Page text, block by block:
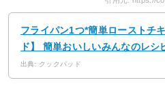
フライパン1つ*簡単ローストチ
ド】 簡単おいしいみんなのレシ
出典: クックパッド